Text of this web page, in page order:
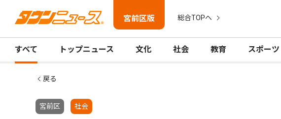
宮前区版 総合TOPへ
すべて トップニュース 文化 社会 教育 スポーツ
戻る
宮前区 社会